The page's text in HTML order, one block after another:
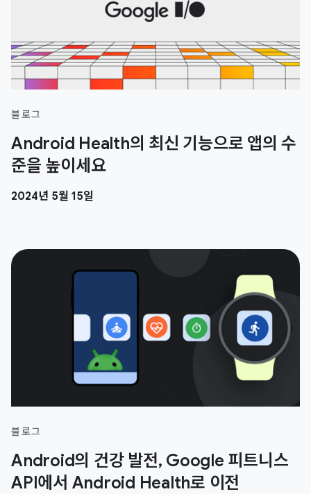
블로그
Android Health의 최신 기능으로 앱의 수
준을 높이세요
2024년 5월 15일
블로그
Android의 건강 발전, Google 피트니스
API에서 Android Health로 이전